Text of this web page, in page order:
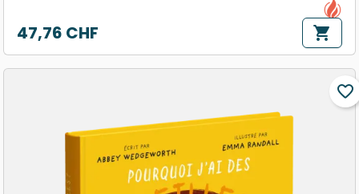
Prix
47,76 CHF shopping_cart
favorite_border